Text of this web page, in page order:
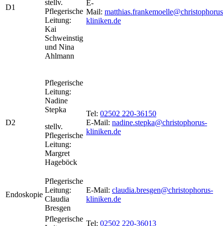
D1
stellv.
Pflegerische
Leitung:
Kai
Schweinstig
und Nina
Ahlmann
E-
Mail:
kliniken.de
D2
Pflegerische
Leitung:
Nadine
Stepka
stellv.
Pflegerische
Leitung:
Margret
Hageböck
Tel: 02502 220-36150
E-Mail: nadine.stepka@christophorus-
kliniken.de
Endoskopie
Pflegerische
Leitung:
Claudia
Bresgen
E-Mail: claudia.bresgen@christophorus-
kliniken.de
Pflegerische
Tel: 02502 220-36013